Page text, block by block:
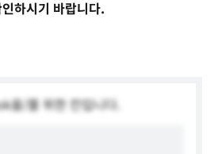
하시기 바랍니다.
을/를 위한 칸입니다.